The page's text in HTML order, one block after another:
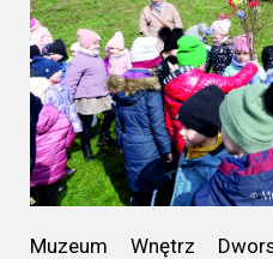
Muzeum Wnętrz